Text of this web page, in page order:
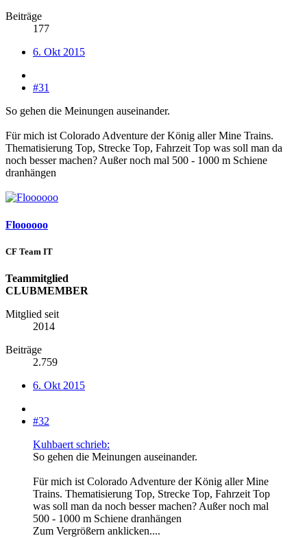
Beiträge
177
6. Okt 2015
#31
So gehen die Meinungen auseinander.
Für mich ist Colorado Adventure der König aller Mine Trains.
Thematisierung Top, Strecke Top, Fahrzeit Top was soll man da
noch besser machen? Außer noch mal 500 - 1000 m Schiene
dranhängen
Floooooo
CF Team IT
Teammitglied
CLUBMEMBER
Mitglied seit
2014
Beiträge
2.759
6. Okt 2015
#32
Kuhbaert schrieb:
So gehen die Meinungen auseinander.
Für mich ist Colorado Adventure der König aller Mine
Trains. Thematisierung Top, Strecke Top, Fahrzeit Top
was soll man da noch besser machen? Außer noch mal
500 - 1000 m Schiene dranhängen
Zum Vergrößern anklicken....